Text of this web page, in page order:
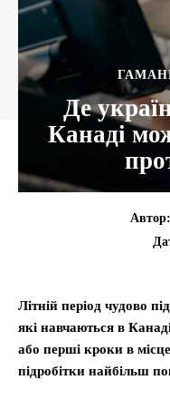
Де
Канаді
Автор:
Літній період чудово
які навчаються в
або перші кроки в
підробітки найбільш